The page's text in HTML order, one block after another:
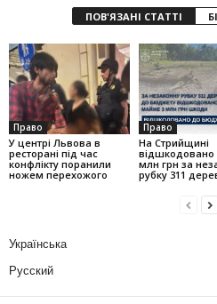
ПОВ'ЯЗАНІ СТАТТІ
Право
У центрі Львова в
ресторані під час
конфлікту поранили
ножем перехожого
Право
На Стрийщині
млн грн за
рубку 311
Українська
Русский